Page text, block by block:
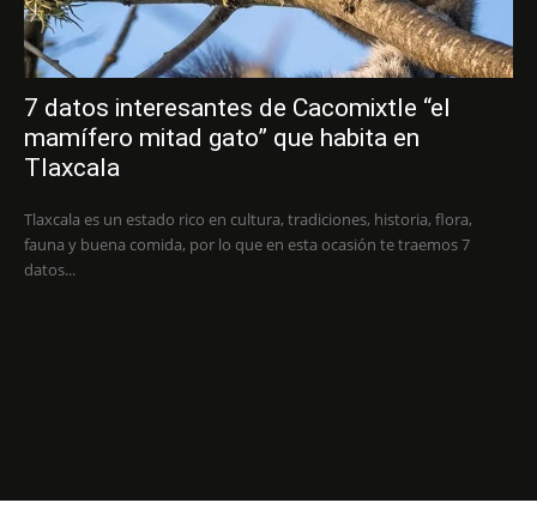
7 datos interesantes de Cacomixtle “el
mamífero mitad gato” que habita en
Tlaxcala
Tlaxcala es un estado rico en cultura, tradiciones, historia, flora,
fauna y buena comida, por lo que en esta ocasión te traemos 7
datos...